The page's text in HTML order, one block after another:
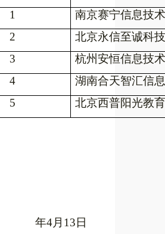
1
南京赛宁信息技
2
北京永信至诚科
3
杭州安恒信息技
4
湖南合天智汇信
5
北京西普阳光教
年4月13日